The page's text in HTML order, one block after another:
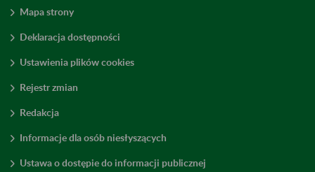
Mapa strony
Deklaracja dostępności
Ustawienia plików cookies
Rejestr zmian
Redakcja
Informacje dla osób niesłyszących
Ustawa o dostępie do informacji publicznej